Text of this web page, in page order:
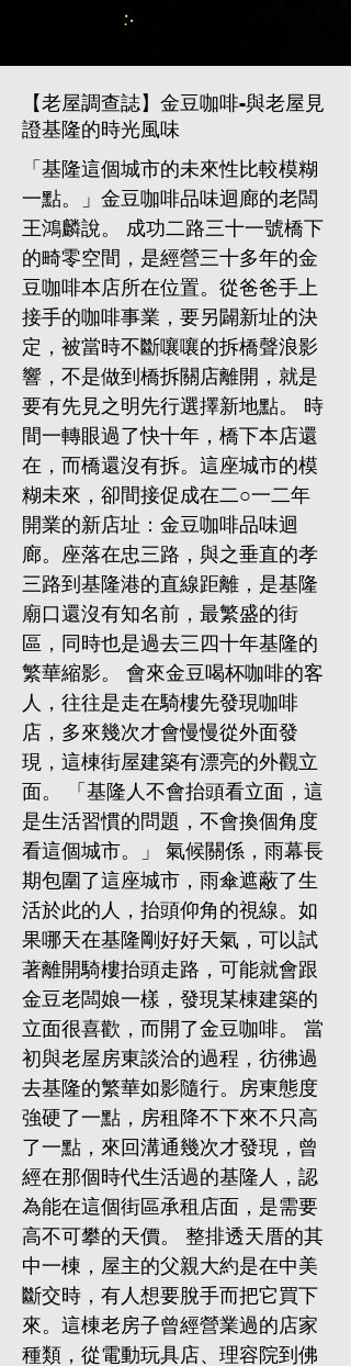
【老屋調查誌】金豆咖啡-與老屋見
證基隆的時光風味
「基隆這個城市的未來性比較模糊
一點。」金豆咖啡品味迴廊的老闆
王鴻麟說。 成功二路三十一號橋下
的畸零空間，是經營三十多年的金
豆咖啡本店所在位置。從爸爸手上
接手的咖啡事業，要另闢新址的決
定，被當時不斷嚷嚷的拆橋聲浪影
響，不是做到橋拆關店離開，就是
要有先見之明先行選擇新地點。 時
間一轉眼過了快十年，橋下本店還
在，而橋還沒有拆。這座城市的模
糊未來，卻間接促成在二○一二年
開業的新店址：金豆咖啡品味迴
廊。座落在忠三路，與之垂直的孝
三路到基隆港的直線距離，是基隆
廟口還沒有知名前，最繁盛的街
區，同時也是過去三四十年基隆的
繁華縮影。 會來金豆喝杯咖啡的客
人，往往是走在騎樓先發現咖啡
店，多來幾次才會慢慢從外面發
現，這棟街屋建築有漂亮的外觀立
面。 「基隆人不會抬頭看立面，這
是生活習慣的問題，不會換個角度
看這個城市。」 氣候關係，雨幕長
期包圍了這座城市，雨傘遮蔽了生
活於此的人，抬頭仰角的視線。如
果哪天在基隆剛好好天氣，可以試
著離開騎樓抬頭走路，可能就會跟
金豆老闆娘一樣，發現某棟建築的
立面很喜歡，而開了金豆咖啡。 當
初與老屋房東談洽的過程，彷彿過
去基隆的繁華如影隨行。房東態度
強硬了一點，房租降不下來不只高
了一點，來回溝通幾次才發現，曾
經在那個時代生活過的基隆人，認
為能在這個街區承租店面，是需要
高不可攀的天價。 整排透天厝的其
中一棟，屋主的父親大約是在中美
斷交時，有人想要脫手而把它買下
來。這棟老房子曾經營業過的店家
種類，從電動玩具店、理容院到佛